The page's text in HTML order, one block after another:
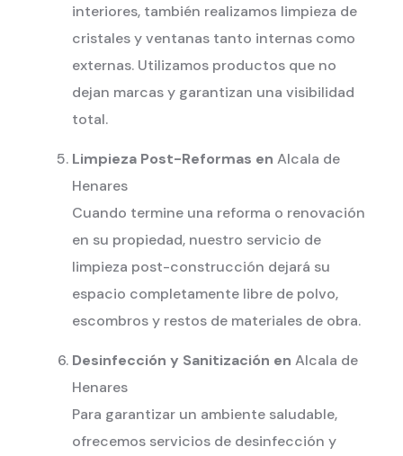
interiores, también realizamos limpieza de
cristales y ventanas tanto internas como
externas. Utilizamos productos que no
dejan marcas y garantizan una visibilidad
total.
Limpieza Post-Reformas en Alcala de
Henares
Cuando termine una reforma o renovación
en su propiedad, nuestro servicio de
limpieza post-construcción dejará su
espacio completamente libre de polvo,
escombros y restos de materiales de obra.
Desinfección y Sanitización en Alcala de
Henares
Para garantizar un ambiente saludable,
ofrecemos servicios de desinfección y